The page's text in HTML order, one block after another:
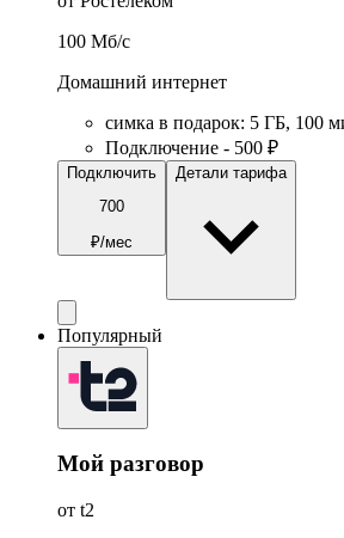
100 Мб/c
Домашний интернет
симка в подарок: 5 ГБ, 100
Подключение - 500 ₽
Подключить
700
₽/мес
Детали тарифа
Популярный
Мой разговор
от t2